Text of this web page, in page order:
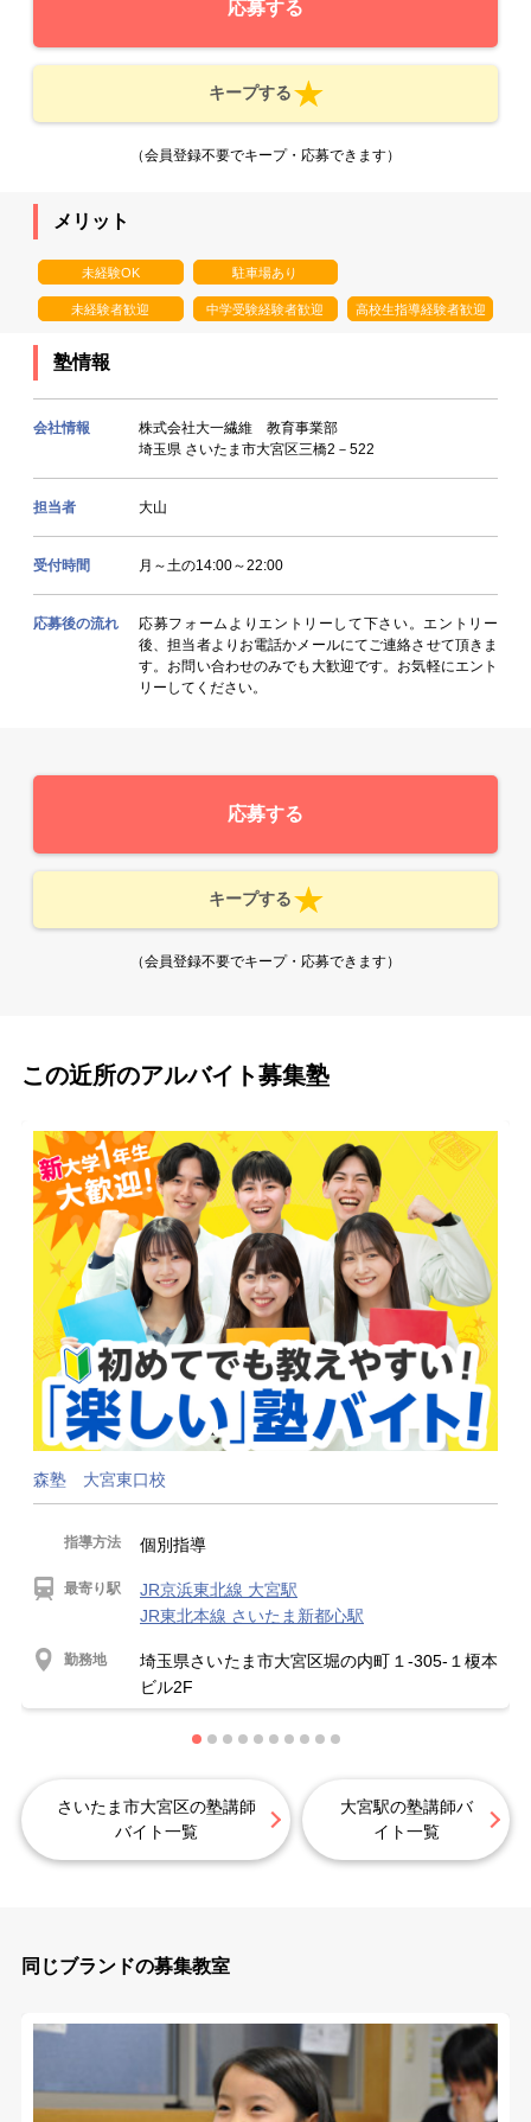
応募する
キープする
（会員登録不要でキープ・応募できます）
メリット
未経験OK 駐車場あり
未経験者歓迎 中学受験経験者歓迎 高校生指導経験者歓迎
塾情報
会社情報
株式会社大一繊維 教育事業部
埼玉県 さいたま市大宮区三橋2－522
担当者 大山
受付時間 月～土の14:00～22:00
応募後の流れ
応募フォームよりエントリーして下さい。エントリー
後、担当者よりお電話かメールにてご連絡させて頂きま
す。お問い合わせのみでも大歓迎です。お気軽にエント
リーしてください。
応募する
キープする
（会員登録不要でキープ・応募できます）
この近所のアルバイト募集塾
森塾 大宮東口校
指導方法 個別指導
最寄り駅
JR京浜東北線 大宮駅
JR東北本線 さいたま新都心駅
勤務地
埼玉県さいたま市大宮区堀の内町１-305-１榎本
ビル2F
さいたま市大宮区の塾講師
バイト一覧
大宮駅の塾講師バ
イト一覧
同じブランドの募集教室